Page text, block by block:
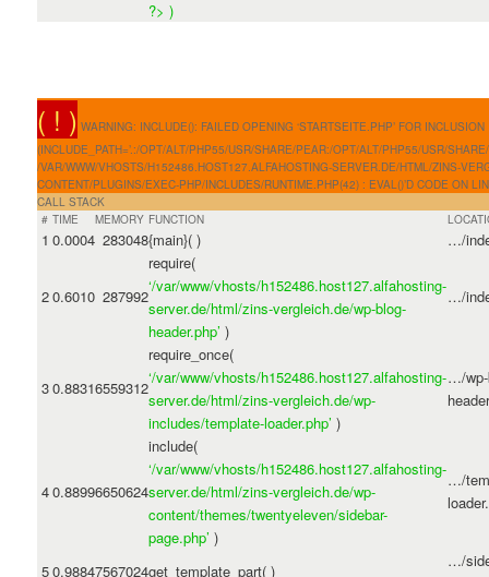
?> )
( ! ) WARNING: INCLUDE(): FAILED OPENING ‘STARTSEITE.PHP’ FOR INCLUSION
(INCLUDE_PATH=’.:/OPT/ALT/PHP55/USR/SHARE/PEAR:/OPT/ALT/PHP55/USR/SHARE/
/VAR/WWW/VHOSTS/H152486.HOST127.ALFAHOSTING-SERVER.DE/HTML/ZINS-
CONTENT/PLUGINS/EXEC-PHP/INCLUDES/RUNTIME.PHP(42) : EVAL()’D CODE ON
CALL STACK
# TIME MEMORY FUNCTION
1 0.0004 283048{main}( ) …/
20.6010 287992
require(
‘/var/www/vhosts/h152486.host127.alfahosting-
server.de/html/zins-vergleich.de/wp-blog-
header.php’ )
…/
30.88316559312
require_once(
‘/var/www/vhosts/h152486.host127.alfahosting-
server.de/html/zins-vergleich.de/wp-
includes/template-loader.php’ )
…/
40.88996650624
include(
‘/var/www/vhosts/h152486.host127.alfahosting-
server.de/html/zins-vergleich.de/wp-
content/themes/twentyeleven/sidebar-
page.php’ )
…/
50.98847567024get_template_part( )
…/